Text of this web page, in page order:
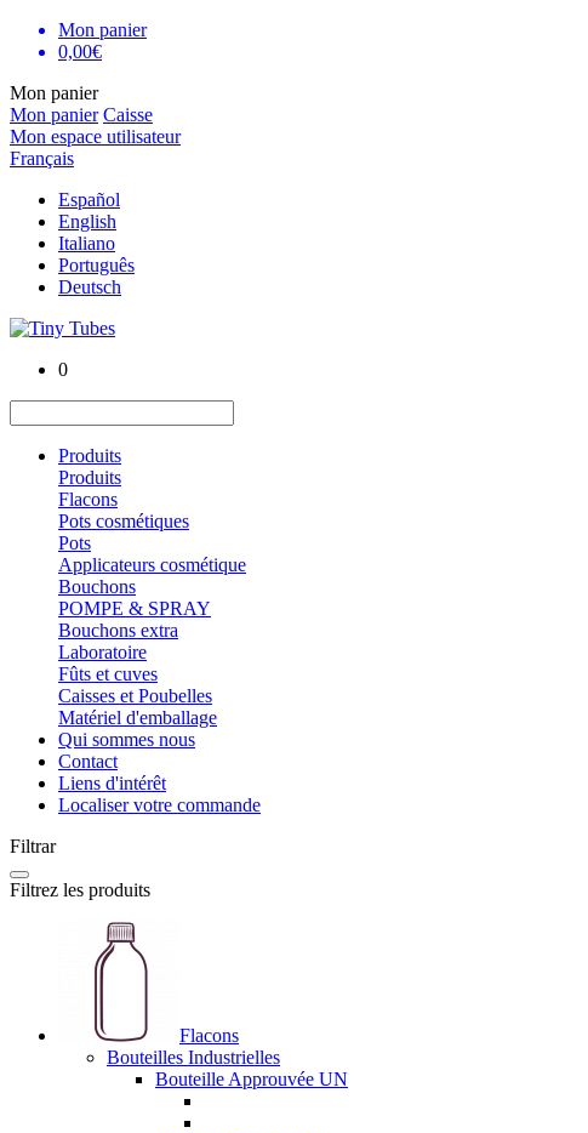
Mon panier
0,00€
Mon panier
Mon panier Caisse
Mon espace utilisateur
Français
Español
English
Italiano
Português
Deutsch
0
Produits
Produits
Flacons
Pots cosmétiques
Pots
Applicateurs cosmétique
Bouchons
POMPE & SPRAY
Bouchons extra
Laboratoire
Fûts et cuves
Caisses et Poubelles
Matériel d'emballage
Qui sommes nous
Contact
Liens d'intérêt
Localiser votre commande
Filtrar
Filtrez les produits
Flacons
Bouteilles Industrielles
Bouteille Approuvée UN